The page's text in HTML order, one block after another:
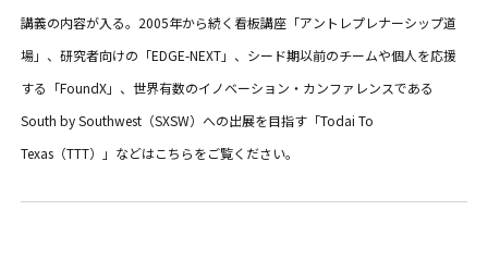
講義の内容が入る。2005年から続く看板講座「アントレプレナーシップ道
場」、研究者向けの「EDGE-NEXT」、シード期以前のチームや個人を応援
する「FoundX」、世界有数のイノベーション・カンファレンスである
South by Southwest（SXSW）への出展を目指す「Todai To
Texas（TTT）」などはこちらをご覧ください。